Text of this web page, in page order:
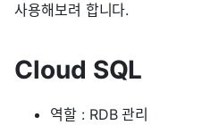
사용해보려 합니다.
Cloud SQL
역할 : RDB 관리